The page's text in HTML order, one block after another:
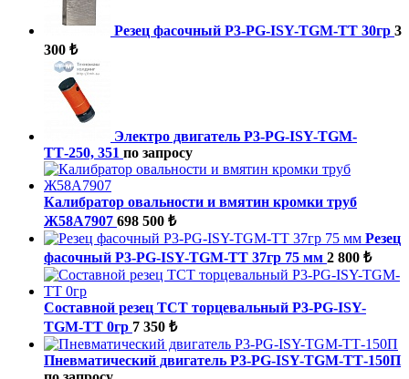
Резец фасочный P3-PG-ISY-TGM-ТТ 30гр 3
300 ₺
Электро двигатель P3-PG-ISY-TGM-
ТТ-250, 351 по запросу
Калибратор овальности и вмятин кромки труб
Ж58А7907 698 500 ₺
Резец
фасочный P3-PG-ISY-TGM-ТТ 37гр 75 мм 2 800 ₺
Составной резец TCT торцевальный P3-PG-ISY-
TGM-ТТ 0гр 7 350 ₺
Пневматический двигатель P3-PG-ISY-TGM-ТТ-150П